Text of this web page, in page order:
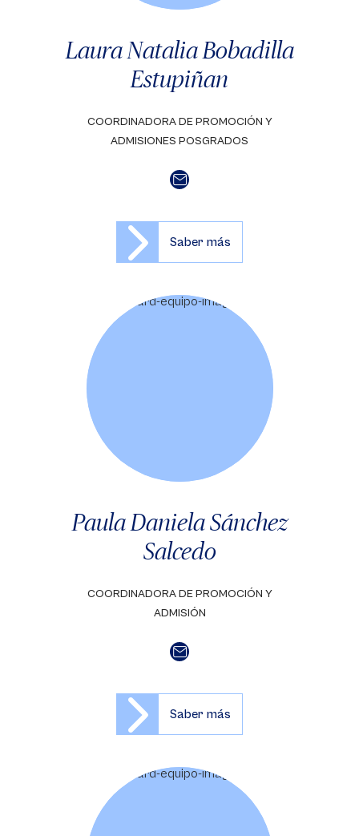
Laura Natalia Bobadilla
Estupiñan
COORDINADORA DE PROMOCIÓN Y
ADMISIONES POSGRADOS
Saber más
Paula Daniela Sánchez
Salcedo
COORDINADORA DE PROMOCIÓN Y
ADMISIÓN
Saber más